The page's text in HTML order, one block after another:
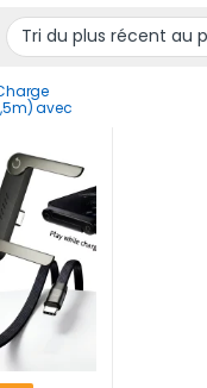
avec
Tablettes